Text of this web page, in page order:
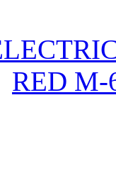
RED M-